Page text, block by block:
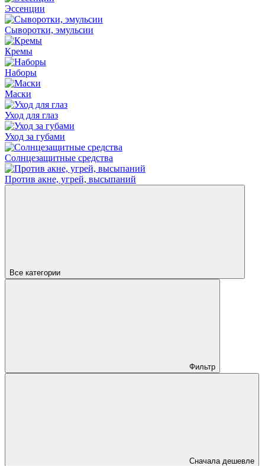
Эссенции
Сыворотки, эмульсии
Кремы
Наборы
Маски
Уход для глаз
Уход за губами
Солнцезащитные средства
Против акне, угрей, высыпаний
Все категории
Фильтр
Сначала дешевле